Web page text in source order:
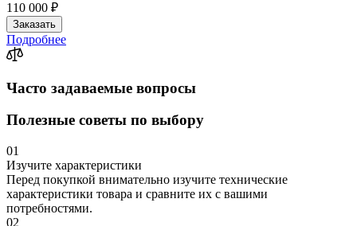
110 000 ₽
Заказать
Подробнее
Часто задаваемые вопросы
Полезные советы по выбору
01
Изучите характеристики
Перед покупкой внимательно изучите технические
характеристики товара и сравните их с вашими
потребностями.
02